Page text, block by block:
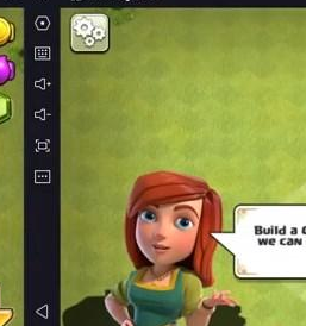
fun limited-time goals
from history.
to help your Nation
conquer the world!
and your army with every
like Leonardo Da Vinci,
and more.